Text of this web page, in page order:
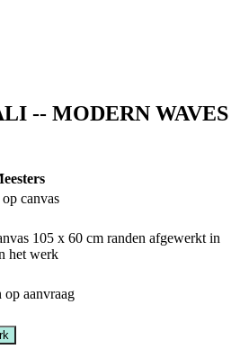
-- MODERN WAVES
canvas
105 x 60 cm randen afgewerkt in
het werk
op aanvraag